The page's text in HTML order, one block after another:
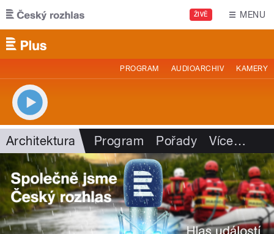
Přejít k hlavnímu obsahu
ŽIVĚ MENU
PROGRAM AUDIOARCHIV KAMERY
Architektura Program Pořady Více…